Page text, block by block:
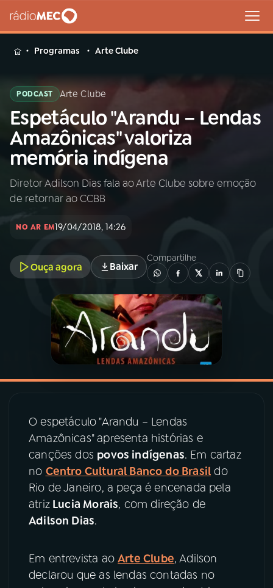
MENU
Buscar
na
Rádio
MEC
Buscar
Início AO VIVO
INÍCIO
A RÁDIO
PROGRAMAÇÃO
PROGRAMAS
05PODCASTS
06VIDEOCASTS
ÚLTIMAS
08PRÊMIO RÁDIO MEC
YouTube Facebook
Programas Arte Clube
PODCAST Arte Clube
Espetáculo ​​"Arandu – Lendas
Amazônicas​" valoriza
memória indígena
Diretor Adilson Dias fala ao Arte Clube sobre emoção
de retornar ao CCBB
NO AR EM19/04/2018, 14:26
Ouça agora Baixar
Compartilhe
O​ espetáculo "​​Arandu – Lendas
Amazônicas​" apresenta histórias e
canções dos povos indígenas. Em cartaz
no Centro Cultural Banco do Brasil do
Rio de Janeiro, a peça é encenada pela
atrizLucia Morais, com direção de
Adilson Dias.
Em entrevista aoArte Clube, Adilson
declarou que as lendas contadas no